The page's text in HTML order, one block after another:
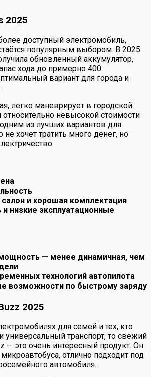
2025
доступный электромобиль,
популярным выбором. В 2025
обновленный аккумулятор,
хода до примерно 400
вариант для города и
легко маневрирует в городской
относительно невысокой стоимости
из лучших вариантов для
не хочет тратить много денег, но
и хорошая комплектация
низкие эксплуатационные
— менее динамичная, чем
технологий автопилота
возможности по быстрому заряду
2025
для семей и тех, кто
универсальный транспорт, то свежий
— это очень интересный продукт. Он
отлично подходит под
автомобиля.